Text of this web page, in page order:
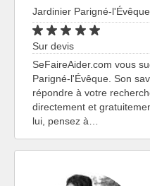
Jardinier Parigné-l'Évêque
Sur devis
SeFaireAider.com vous
Parigné-l'Évêque. Son
répondre à votre
directement et
lui, pensez à…